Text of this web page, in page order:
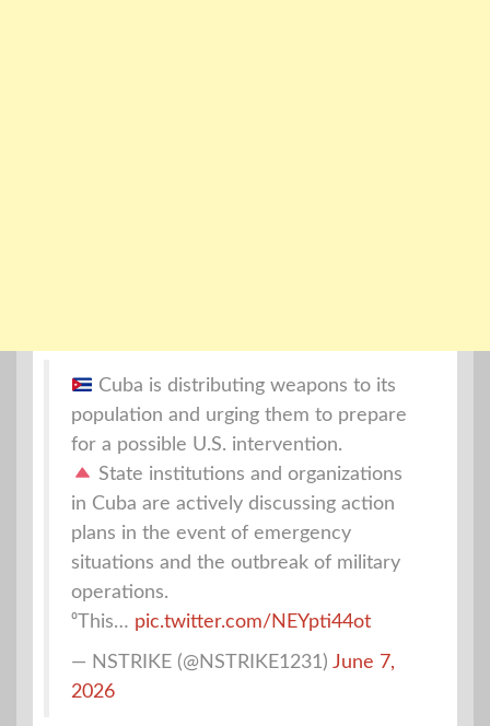
Cuba is distributing weapons to its
population and urging them to prepare
for a possible U.S. intervention.
State institutions and organizations
in Cuba are actively discussing action
plans in the event of emergency
situations and the outbreak of military
operations.
⁰This… pic.twitter.com/NEYpti44ot
— NSTRIKE (@NSTRIKE1231) June 7,
2026